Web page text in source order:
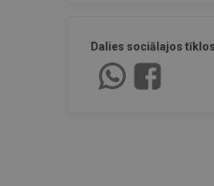
Dalies sociālajos